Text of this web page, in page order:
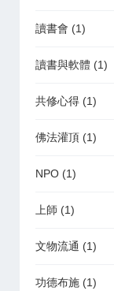
讀書會 (1)
讀書與軟體 (1)
共修心得 (1)
佛法灌頂 (1)
NPO (1)
上師 (1)
文物流通 (1)
功德布施 (1)